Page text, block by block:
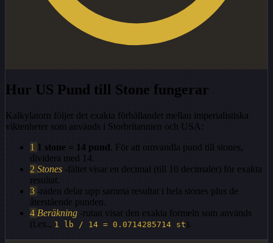
Hur US Pund till Stone fungerar
Kalkylatorn följer det exakta förhållandet mellan imperialistiska
viktenheter som används i Storbritannien och USA:
1 1 stone = 14 pund. För att omvandla pund till stones,
dividera med 14.
2 Stones -fältet visar en decimal (till 10 decimaler) för exakta
resultat.
3 -raden delar upp samma resultat i hela stones plus de
återstående punden.
4 Beräkning -rutan visar den exakta formeln som används
(t.ex., 1 lb / 14 = 0.0714285714 st ).